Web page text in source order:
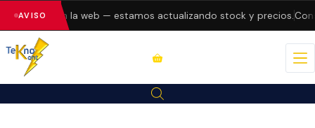
AVISO
errores en la web — estamos actualizando stock y precios.